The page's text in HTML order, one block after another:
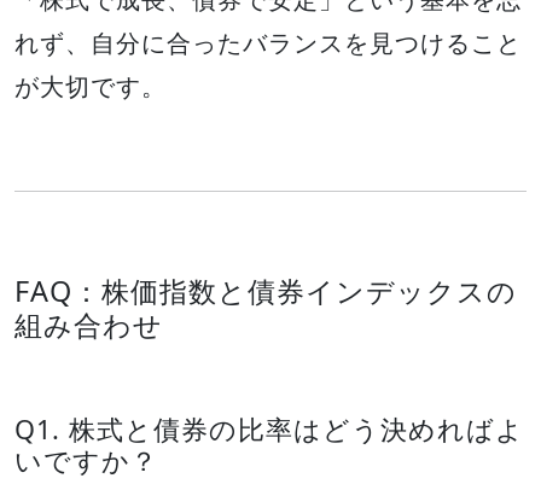
れず、自分に合ったバランスを見つけること
が大切です。
FAQ：株価指数と債券インデックスの
組み合わせ
Q1. 株式と債券の比率はどう決めればよ
いですか？